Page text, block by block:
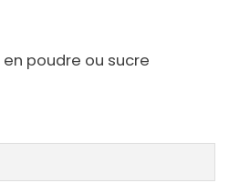
poudre ou sucre